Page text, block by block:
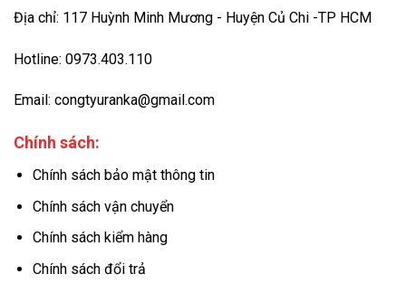
Địa chỉ: 117 Huỳnh Minh Mương - Huyện Củ Chi -TP HCM
Hotline: 0973.403.110
Email: congtyuranka@gmail.com
Chính sách:
Chính sách bảo mật thông tin
Chính sách vận chuyển
Chính sách kiểm hàng
Chính sách đổi trả